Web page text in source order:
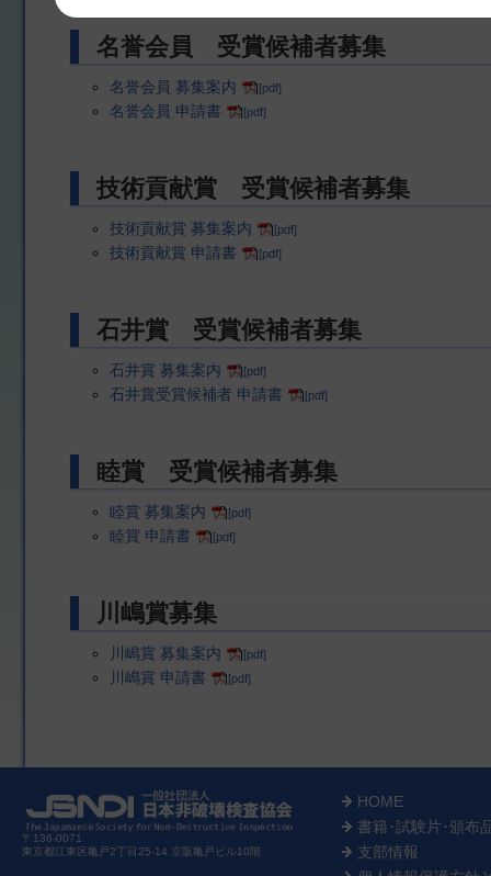
名誉会員 受賞候補者募集
名誉会員 募集案内 [pdf]
名誉会員 申請書 [pdf]
技術貢献賞 受賞候補者募集
技術貢献賞 募集案内 [pdf]
技術貢献賞 申請書 [pdf]
石井賞 受賞候補者募集
石井賞 募集案内 [pdf]
石井賞受賞候補者 申請書 [pdf]
睦賞 受賞候補者募集
睦賞 募集案内 [pdf]
睦賞 申請書 [pdf]
川嶋賞募集
川嶋賞 募集案内 [pdf]
川嶋賞 申請書 [pdf]
〒136-0071
東京都江東区亀戸2丁目25-14 京阪亀戸ビル10階
HOME
書籍･試験片･頒布
支部情報